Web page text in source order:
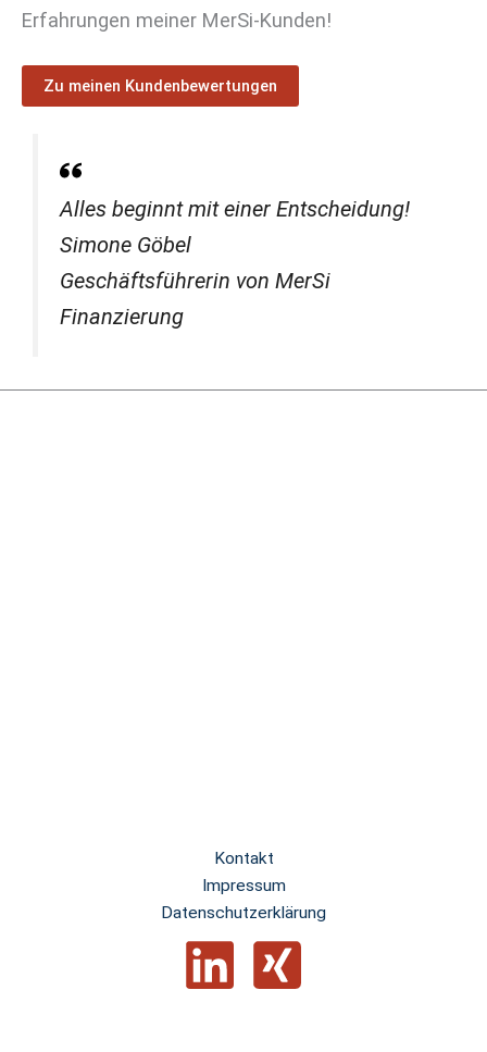
Erfahrungen meiner MerSi-Kunden!
Zu meinen Kundenbewertungen
Alles beginnt mit einer Entscheidung!
Simone Göbel
Geschäftsführerin von MerSi
Finanzierung
Kontakt
Impressum
Datenschutzerklärung